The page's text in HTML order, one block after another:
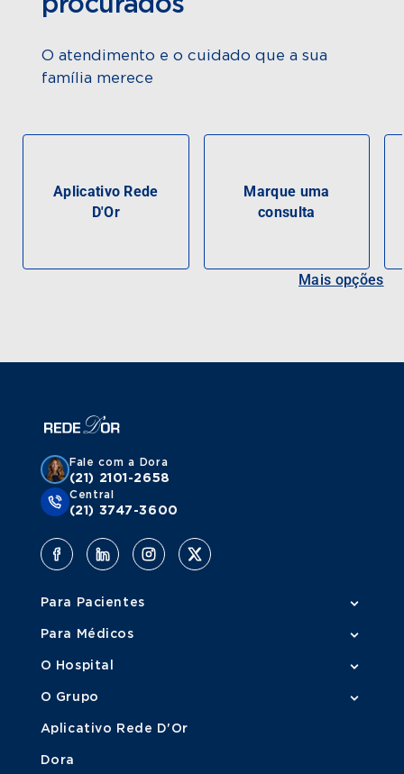
O atendimento e o cuidado que a sua
família merece
Aplicativo Rede
D'Or
Marque uma
consulta
Mais opções
Fale com a Dora
(21) 2101-2658
Central
(21) 3747-3600
Para Pacientes
Para Médicos
O Hospital
O Grupo
Aplicativo Rede D'Or
Dora